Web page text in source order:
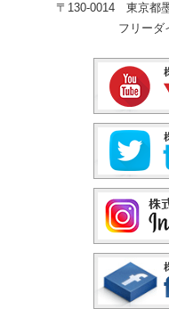
〒130-0014 東京都
フリーダ